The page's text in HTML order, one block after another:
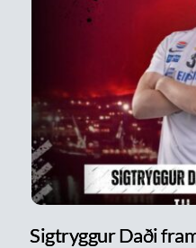
Sigtryggur Daði